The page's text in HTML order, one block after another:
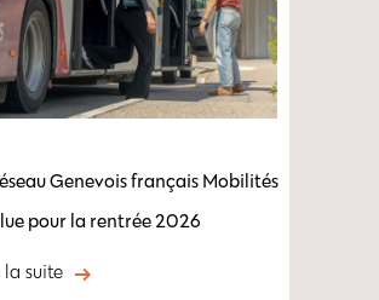
Genevois français Mobilités
pour la rentrée 2026
la suite